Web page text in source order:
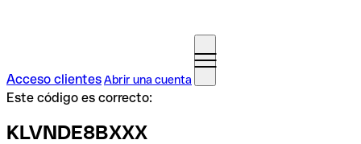
Acceso clientesAbrir una cuenta
Este código es correcto:
KLVNDE8BXXX